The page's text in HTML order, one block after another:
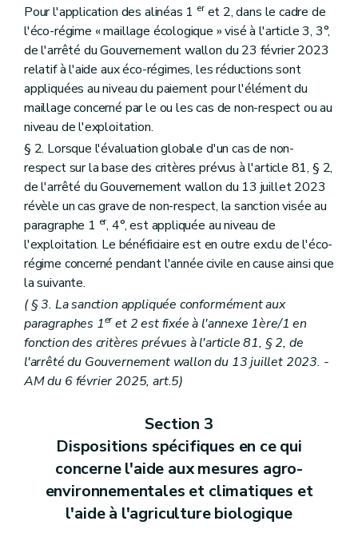
Pour l'application des alinéas 1 eret 2, dans le cadre de
l'éco-régime « maillage écologique » visé à l'article 3, 3°,
de l'arrêté du Gouvernement wallon du 23 février 2023
relatif à l'aide aux éco-régimes, les réductions sont
appliquées au niveau du paiement pour l'élément du
maillage concerné par le ou les cas de non-respect ou au
niveau de l'exploitation.
§ 2. Lorsque l'évaluation globale d'un cas de non-
respect sur la base des critères prévus à l'article 81, § 2,
de l'arrêté du Gouvernement wallon du 13 juillet 2023
révèle un cas grave de non-respect, la sanction visée au
paragraphe 1 er, 4°, est appliquée au niveau de
l'exploitation. Le bénéficiaire est en outre exclu de l'éco-
régime concerné pendant l'année civile en cause ainsi que
la suivante.
( § 3. La sanction appliquée conformément aux
paragraphes 1eret 2 est fixée à l'annexe 1ère/1 en
fonction des critères prévues à l'article 81, § 2, de
l'arrêté du Gouvernement wallon du 13 juillet 2023. -
AM du 6 février 2025, art.5)
Section 3
Dispositions spécifiques en ce qui
concerne l'aide aux mesures agro-
environnementales et climatiques et
l'aide à l'agriculture biologique